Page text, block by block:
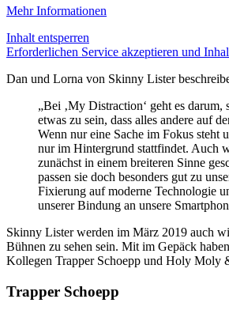
Mehr Informationen
Inhalt entsperren
Erforderlichen Service akzeptieren und
Dan und Lorna von Skinny Lister
„Bei ‚My Distraction‘ geht es darum,
etwas zu sein, dass alles andere auf
Wenn nur eine Sache im Fokus steht
nur im Hintergrund stattfindet. Auch
zunächst in einem breiteren Sinne
passen sie doch besonders gut zu
Fixierung auf moderne Technologie
unserer Bindung an unsere
Skinny Lister werden im März 2019 auch
Bühnen zu sehen sein. Mit im Gepäck
Kollegen Trapper Schoepp und Holy Moly
Trapper Schoepp